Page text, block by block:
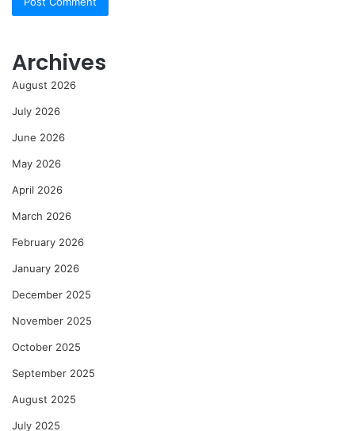
Archives
August 2026
July 2026
June 2026
May 2026
April 2026
March 2026
February 2026
January 2026
December 2025
November 2025
October 2025
September 2025
August 2025
July 2025